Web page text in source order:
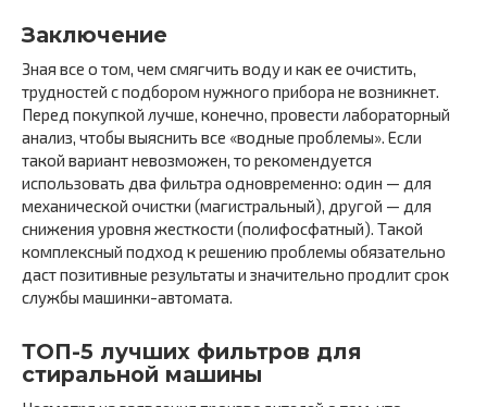
Заключение
Зная все о том, чем смягчить воду и как ее очистить,
трудностей с подбором нужного прибора не возникнет.
Перед покупкой лучше, конечно, провести лабораторный
анализ, чтобы выяснить все «водные проблемы». Если
такой вариант невозможен, то рекомендуется
использовать два фильтра одновременно: один — для
механической очистки (магистральный), другой — для
снижения уровня жесткости (полифосфатный). Такой
комплексный подход к решению проблемы обязательно
даст позитивные результаты и значительно продлит срок
службы машинки-автомата.
ТОП-5 лучших фильтров для
стиральной машины